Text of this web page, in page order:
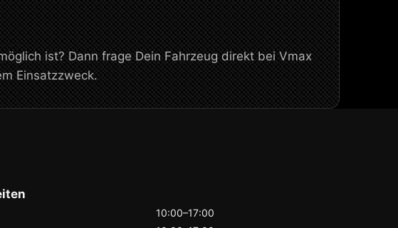
ist? Dann frage Dein Fahrzeug direkt bei Vmax
Einsatzzweck.
10:00–17:00